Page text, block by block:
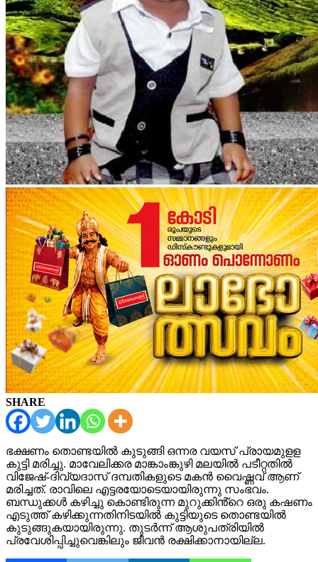
SHARE
ഭക്ഷണം തൊണ്ടയിൽ കുടുങ്ങി ഒന്നര വയസ് പ്രായമുളള
കുട്ടി മരിച്ചു. മാവേലിക്കര മാങ്കാംങ്കുഴി മലയിൽ പടീറ്റതിൽ
വിജേഷ്-ദിവ്യദാസ് ദമ്പതികളുടെ മകൻ വൈഷ്ണവ് ആണ്
മരിച്ചത്. രാവിലെ എട്ടരയോടെയായിരുന്നു സംഭവം.
ബന്ധുക്കൾ കഴിച്ചു കൊണ്ടിരുന്ന മുറുക്കിൻ്റെ ഒരു കഷണം
എടുത്ത് കഴിക്കുന്നതിനിടയിൽ കുട്ടിയുടെ തൊണ്ടയിൽ
കുടുങ്ങുകയായിരുന്നു. തുടർന്ന് ആശുപത്രിയിൽ
പ്രവേശിപ്പിച്ചുവെങ്കിലും ജീവൻ രക്ഷിക്കാനായില്ല.